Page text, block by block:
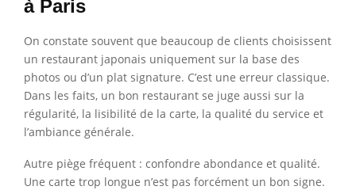
à Paris
On constate souvent que beaucoup de clients choisissent
un restaurant japonais uniquement sur la base des
photos ou d’un plat signature. C’est une erreur classique.
Dans les faits, un bon restaurant se juge aussi sur la
régularité, la lisibilité de la carte, la qualité du service et
l’ambiance générale.
Autre piège fréquent : confondre abondance et qualité.
Une carte trop longue n’est pas forcément un bon signe.